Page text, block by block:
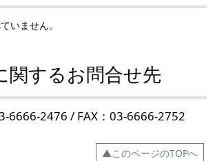
いません。
関するお問合せ先
6666-2476 / FAX：03-6666-2752
▲このページのTOPへ